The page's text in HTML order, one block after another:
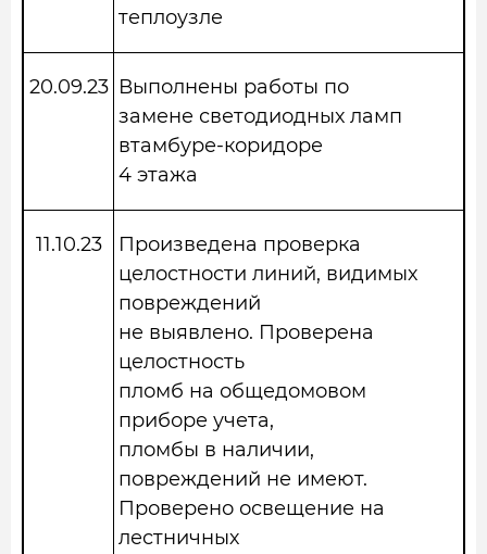
теплоузле
20.09.23 Выполнены работы по
замене светодиодных ламп
втамбуре-коридоре
4 этажа
11.10.23
Произведена проверка
целостности линий, видимых
повреждений
не выявлено. Проверена
целостность
пломб на общедомовом
приборе учета,
пломбы в наличии,
повреждений не имеют.
Проверено освещение на
лестничных